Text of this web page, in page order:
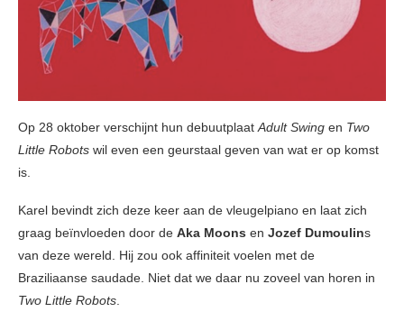
Op 28 oktober verschijnt hun debuutplaat Adult Swing en Two
Little Robots wil even een geurstaal geven van wat er op komst
is.
Karel bevindt zich deze keer aan de vleugelpiano en laat zich
graag beïnvloeden door de Aka Moons en Jozef Dumoulins
van deze wereld. Hij zou ook affiniteit voelen met de
Braziliaanse saudade. Niet dat we daar nu zoveel van horen in
Two Little Robots